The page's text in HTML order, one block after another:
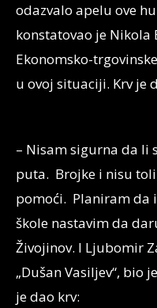
odazvalo apelu ove
konstatovao je Nikola
Ekonomsko-
u ovoj situaciji. Krv je
– Nisam sigurna da li
puta. Brojke i nisu
pomoći. Planiram da
škole nastavim da
Živojinov. I Ljubomir
„Dušan Vasiljev“, bio
je dao krv: